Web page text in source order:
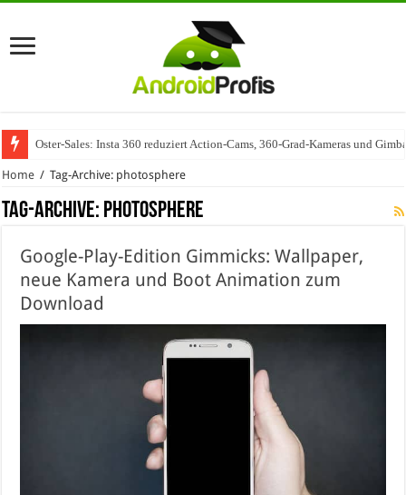
Oster-Sales: Insta 360 reduziert Action-Cams, 360-Grad-Kameras und
Home / Tag-Archive: photosphere
Tag-Archive: photosphere
Google-Play-Edition Gimmicks: Wallpaper,
neue Kamera und Boot Animation zum
Download